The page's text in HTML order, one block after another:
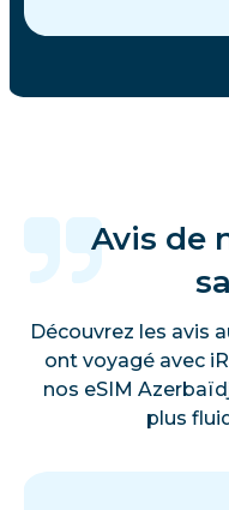
Avis de
Découvrez les avis
ont voyagé avec
nos eSIM
plus